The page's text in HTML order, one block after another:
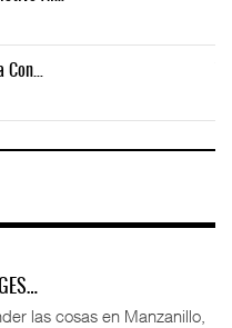
las cosas en Manzanillo,